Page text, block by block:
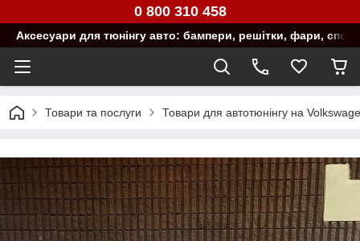
0 800 310 458
Аксесуари для тюнінгу авто: бампери, решітки, фари,
Товари та послуги Товари для автотюнінгу на